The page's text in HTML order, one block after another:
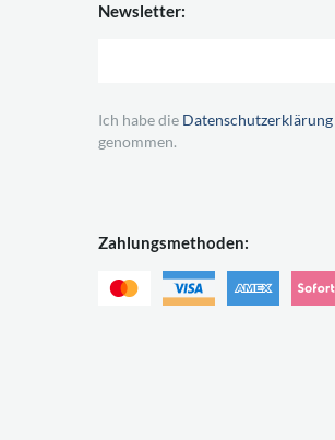
Newsletter:
Ich habe die Datenschutzerklärung
genommen.
Zahlungsmethoden: